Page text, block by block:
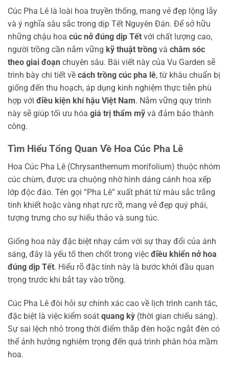
Cúc Pha Lê là loài hoa truyền thống, mang vẻ đẹp lộng lẫy
và ý nghĩa sâu sắc trong dịp Tết Nguyên Đán. Để sở hữu
những chậu hoa cúc nở đúng dịp Tết với chất lượng cao,
người trồng cần nắm vững kỹ thuật trồng và chăm sóc
theo giai đoạn chuyên sâu. Bài viết này của Vu Garden sẽ
trình bày chi tiết về cách trồng cúc pha lê, từ khâu chuẩn bị
giống đến thu hoạch, áp dụng kinh nghiệm thực tiễn phù
hợp với điều kiện khí hậu Việt Nam. Nắm vững quy trình
này sẽ giúp tối ưu hóa giá trị thẩm mỹ và đảm bảo thành
công.
Tìm Hiểu Tổng Quan Về Hoa Cúc Pha Lê
Hoa Cúc Pha Lê (Chrysanthemum morifolium) thuộc nhóm
cúc chùm, được ưa chuộng nhờ hình dáng cánh hoa xếp
lớp độc đáo. Tên gọi “Pha Lê” xuất phát từ màu sắc trắng
tinh khiết hoặc vàng nhạt rực rỡ, mang vẻ đẹp quý phái,
tượng trưng cho sự hiếu thảo và sung túc.
Giống hoa này đặc biệt nhạy cảm với sự thay đổi của ánh
sáng, đây là yếu tố then chốt trong việc điều khiển nở hoa
đúng dịp Tết. Hiểu rõ đặc tính này là bước khởi đầu quan
trọng trước khi bắt tay vào trồng.
Cúc Pha Lê đòi hỏi sự chính xác cao về lịch trình canh tác,
đặc biệt là việc kiểm soát quang kỳ (thời gian chiếu sáng).
Sự sai lệch nhỏ trong thời điểm thắp đèn hoặc ngắt đèn có
thể ảnh hưởng nghiêm trọng đến quá trình phân hóa mầm
hoa.